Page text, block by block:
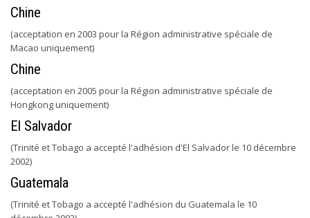
Chine
(acceptation en 2003 pour la Région administrative spéciale de
Macao uniquement)
Chine
(acceptation en 2005 pour la Région administrative spéciale de
Hongkong uniquement)
El Salvador
(Trinité et Tobago a accepté l'adhésion d'El Salvador le 10 décembre
2002)
Guatemala
(Trinité et Tobago a accepté l'adhésion du Guatemala le 10